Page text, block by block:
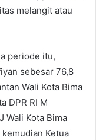
melangit atau
periode itu,
sebesar 76,8
Wali Kota Bima
DPR RI M
Wali Kota Bima
Ketua